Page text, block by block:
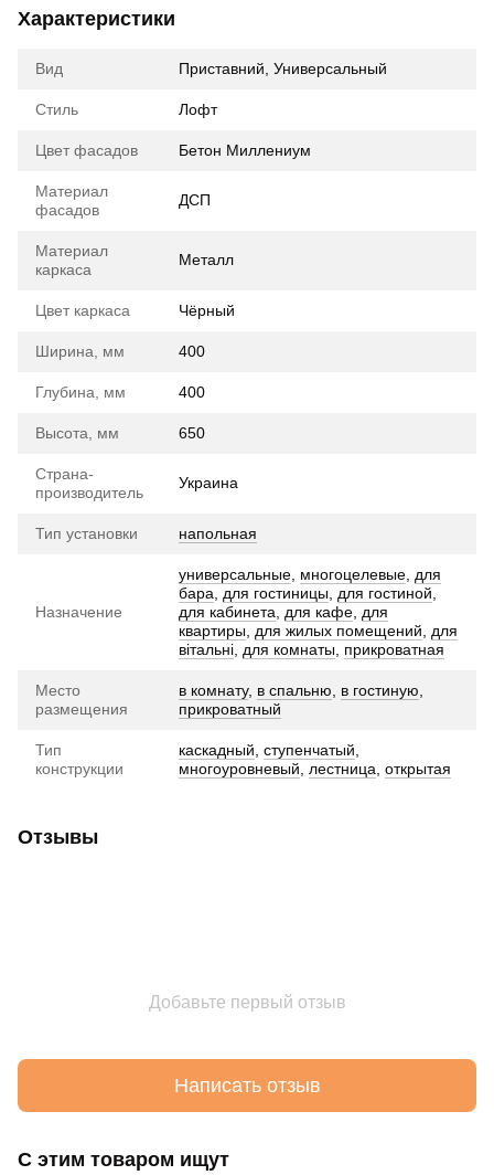
Характеристики
Вид Приставний, Универсальный
Стиль Лофт
Цвет фасадов Бетон Миллениум
Материал
фасадов
ДСП
Материал
каркаса
Металл
Цвет каркаса Чёрный
Ширина, мм 400
Глубина, мм 400
Высота, мм 650
Страна-
производитель
Украина
Тип установки напольная
Назначение
универсальные многоцелевые для
бара
для гостиницы для гостиной
для кабинета
для кафе для
квартиры
для жилых помещений
для
вітальні для комнаты прикроватная
Место
размещения
в комнату, в спальню в гостиную
прикроватный
Тип
конструкции
каскадный ступенчатый
многоуровневый
лестница открытая
Отзывы
Добавьте первый отзыв
Написать отзыв
С этим товаром ищут